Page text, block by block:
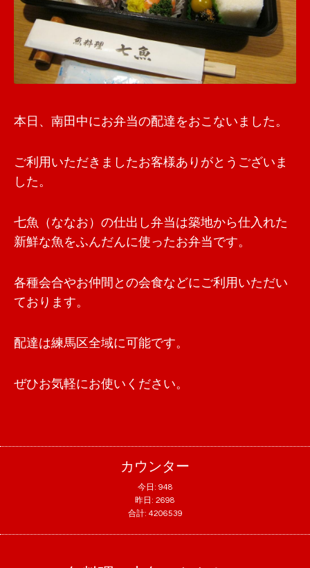
本日、南田中にお弁当の配達をおこないました。
ご利用いただきましたお客様ありがとうございま
した。
七魚（ななお）の仕出し弁当は築地から仕入れた
新鮮な魚をふんだんに使ったお弁当です。
各種会合やお仲間との会食などにご利用いただい
ております。
配達は練馬区全域に可能です。
ぜひお気軽にお使いください。
カウンター
今日: 948
昨日: 2698
合計: 4206539